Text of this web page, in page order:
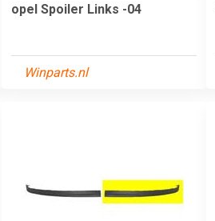
opel Spoiler Links -04
Winparts.nl